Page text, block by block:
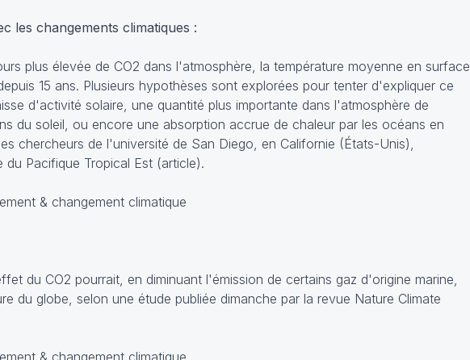
les changements climatiques :
plus élevée de CO2 dans l'atmosphère, la température moyenne en surface
15 ans. Plusieurs hypothèses sont explorées pour tenter d'expliquer ce
d'activité solaire, une quantité plus importante dans l'atmosphère de
du soleil, ou encore une absorption accrue de chaleur par les océans en
chercheurs de l'université de San Diego, en Californie (États-Unis),
du Pacifique Tropical Est (article).
du CO2 pourrait, en diminuant l'émission de certains gaz d'origine marine,
du globe, selon une étude publiée dimanche par la revue Nature Climate